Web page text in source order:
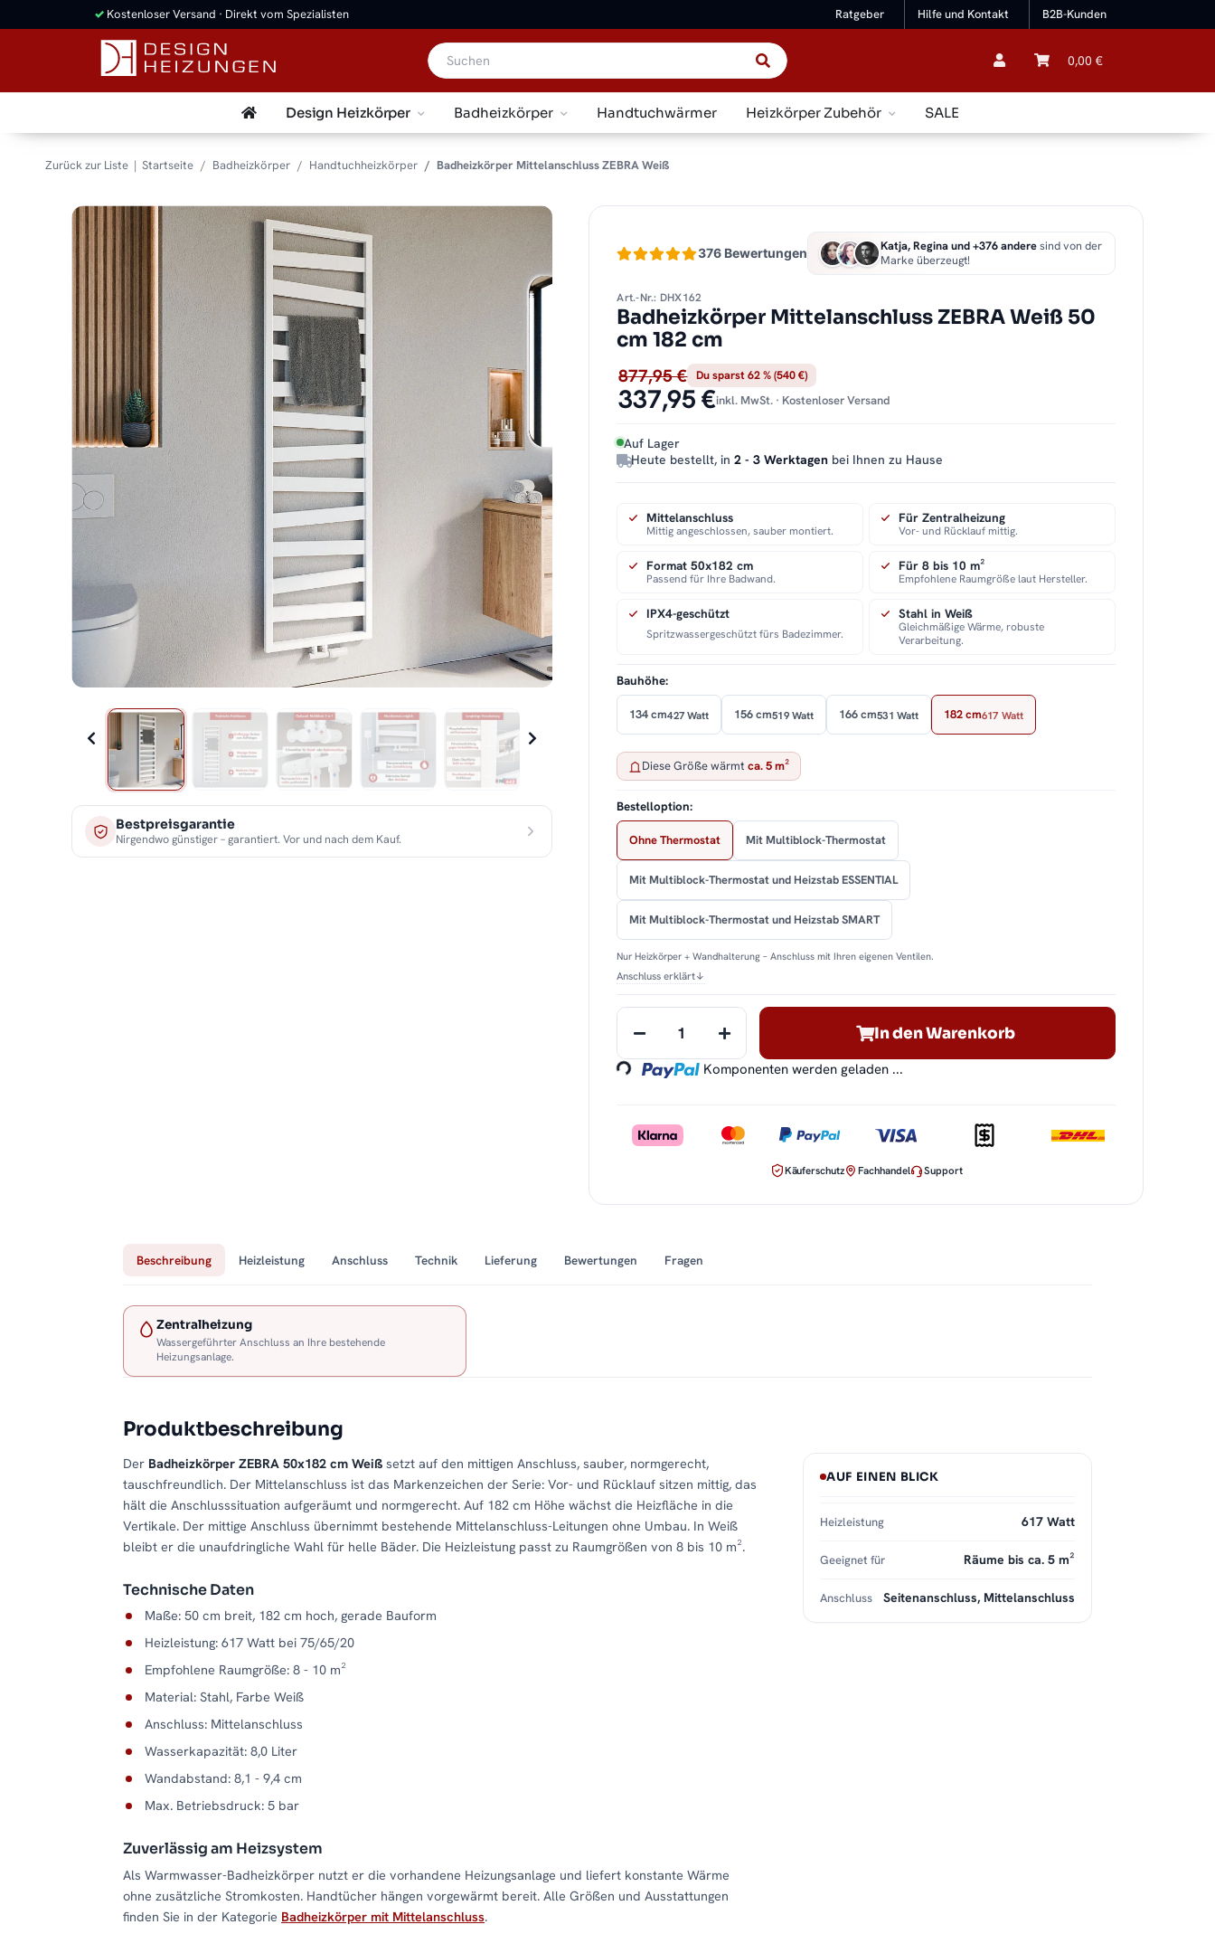
Ratgeber Hilfe und Kontakt B2B-Kunden
✓ Kostenloser Versand · Direkt vom Spezialisten
0,00 €
Design Heizkörper Badheizkörper Handtuchwärmer Heizkörper Zubehör SALE
Zurück zur Liste Startseite Badheizkörper Handtuchheizkörper Badheizkörper Mittelanschluss ZEBRA Weiß
Bestpreisgarantie
Nirgendwo günstiger – garantiert. Vor und nach dem Kauf.
376 Bewertungen Katja, Regina und +376 anderesind von der
Marke überzeugt!
Art.-Nr.: DHX162
Badheizkörper Mittelanschluss ZEBRA Weiß 50
cm 182 cm
877,95 € Du sparst 62 % (540 €)
337,95 €inkl. MwSt. · Kostenloser Versand
Auf Lager
Heute bestellt, in2 - 3 Werktagen bei Ihnen zu Hause
Mittelanschluss
Mittig angeschlossen, sauber montiert.
Für Zentralheizung
Vor- und Rücklauf mittig.
Format 50x182 cm
Passend für Ihre Badwand.
Für 8 bis 10 m²
Empfohlene Raumgröße laut Hersteller.
IPX4-geschützt
Spritzwassergeschützt fürs Badezimmer.
Stahl in Weiß
Gleichmäßige Wärme, robuste
Verarbeitung.
Bauhöhe:
134 cm427 Watt 156 cm519 Watt 166 cm531 Watt 182 cm617 Watt
Diese Größe wärmtca. 5 m²
Bestelloption:
Ohne Thermostat Mit Multiblock-Thermostat
Mit Multiblock-Thermostat und Heizstab ESSENTIAL
Mit Multiblock-Thermostat und Heizstab SMART
Nur Heizkörper + Wandhalterung – Anschluss mit Ihren eigenen Ventilen.
Anschluss erklärt↓
In den Warenkorb
Loading... Komponenten werden geladen ...
Käuferschutz Fachhandel Support
Beschreibung Heizleistung Anschluss Technik Lieferung Bewertungen Fragen
Zentralheizung
Wassergeführter Anschluss an Ihre bestehende
Heizungsanlage.
Produktbeschreibung
Der Badheizkörper ZEBRA 50x182 cm Weiß setzt auf den mittigen Anschluss, sauber, normgerecht,
tauschfreundlich. Der Mittelanschluss ist das Markenzeichen der Serie: Vor- und Rücklauf sitzen mittig, das
hält die Anschlusssituation aufgeräumt und normgerecht. Auf 182 cm Höhe wächst die Heizfläche in die
Vertikale. Der mittige Anschluss übernimmt bestehende Mittelanschluss-Leitungen ohne Umbau. In Weiß
bleibt er die unaufdringliche Wahl für helle Bäder. Die Heizleistung passt zu Raumgrößen von 8 bis 10 m².
Technische Daten
Maße: 50 cm breit, 182 cm hoch, gerade Bauform
Heizleistung: 617 Watt bei 75/65/20
Empfohlene Raumgröße: 8 - 10 m²
Material: Stahl, Farbe Weiß
Anschluss: Mittelanschluss
Wasserkapazität: 8,0 Liter
Wandabstand: 8,1 - 9,4 cm
Max. Betriebsdruck: 5 bar
Zuverlässig am Heizsystem
Als Warmwasser-Badheizkörper nutzt er die vorhandene Heizungsanlage und liefert konstante Wärme
ohne zusätzliche Stromkosten. Handtücher hängen vorgewärmt bereit. Alle Größen und Ausstattungen
finden Sie in der Kategorie Badheizkörper mit Mittelanschluss.
AUF EINEN BLICK
Heizleistung 617 Watt
Geeignet für Räume bis ca. 5 m²
Anschluss Seitenanschluss, Mittelanschluss